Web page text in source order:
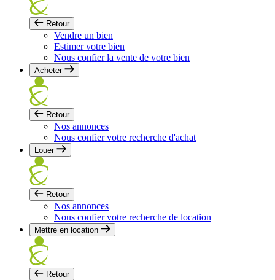
Retour
Vendre un bien
Estimer votre bien
Nous confier la vente de votre bien
Acheter
Retour
Nos annonces
Nous confier votre recherche d'achat
Louer
Retour
Nos annonces
Nous confier votre recherche de location
Mettre en location
Retour